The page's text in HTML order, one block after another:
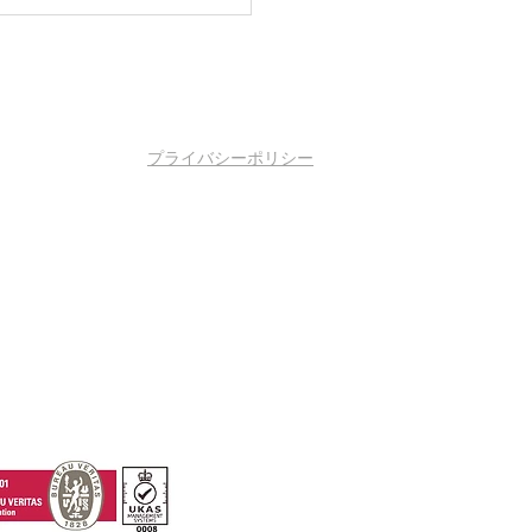
プライバシーポリシー